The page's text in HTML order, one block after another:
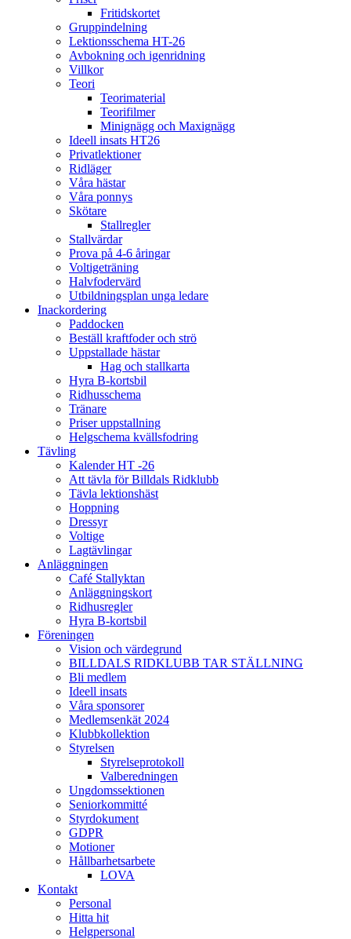
Fritidskortet
Gruppindelning
Lektionsschema HT-26
Avbokning och igenridning
Villkor
Teori
Teorimaterial
Teorifilmer
Minignägg och Maxignägg
Ideell insats HT26
Privatlektioner
Ridläger
Våra hästar
Våra ponnys
Skötare
Stallregler
Stallvärdar
Prova på 4-6 åringar
Voltigeträning
Halvfodervärd
Utbildningsplan unga ledare
Inackordering
Paddocken
Beställ kraftfoder och strö
Uppstallade hästar
Hag och stallkarta
Hyra B-kortsbil
Ridhusschema
Tränare
Priser uppstallning
Helgschema kvällsfodring
Tävling
Kalender HT -26
Att tävla för Billdals Ridklubb
Tävla lektionshäst
Hoppning
Dressyr
Voltige
Lagtävlingar
Anläggningen
Café Stallyktan
Anläggningskort
Ridhusregler
Hyra B-kortsbil
Föreningen
Vision och värdegrund
BILLDALS RIDKLUBB TAR STÄLLNING
Bli medlem
Ideell insats
Våra sponsorer
Medlemsenkät 2024
Klubbkollektion
Styrelsen
Styrelseprotokoll
Valberedningen
Ungdomssektionen
Seniorkommitté
Styrdokument
GDPR
Motioner
Hållbarhetsarbete
LOVA
Kontakt
Personal
Hitta hit
Helgpersonal